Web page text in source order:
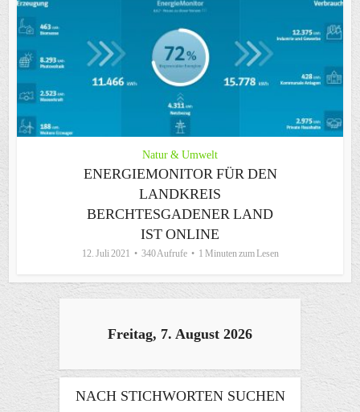
Natur & Umwelt
ENERGIEMONITOR FÜR DEN
LANDKREIS
BERCHTESGADENER LAND
IST ONLINE
12. Juli 2021 340 Aufrufe 1 Minuten zum Lesen
Freitag, 7. August 2026
NACH STICHWORTEN SUCHEN